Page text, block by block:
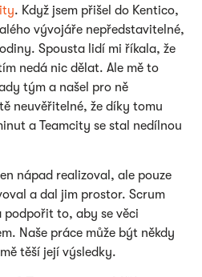
. Když jsem přišel do Kentico,
vývojáře nepředstavitelné,
Spousta lidí mi říkala, že
nedá nic dělat. Ale mě to
tým a našel pro ně
neuvěřitelné, že díky tomu
a Teamcity se stal nedílnou
nápad realizoval, ale pouze
a dal jim prostor. Scrum
podpořit to, aby se věci
Naše práce může být někdy
těší její výsledky.